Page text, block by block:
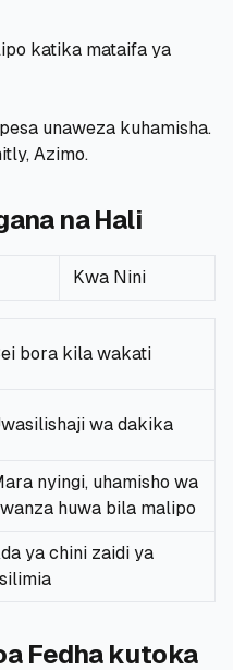
katika mataifa ya
unaweza kuhamisha.
Azimo.
na Hali
Kwa Nini
bora kila wakati
wa dakika
nyingi, uhamisho wa
huwa bila malipo
ya chini zaidi ya
Fedha kutoka